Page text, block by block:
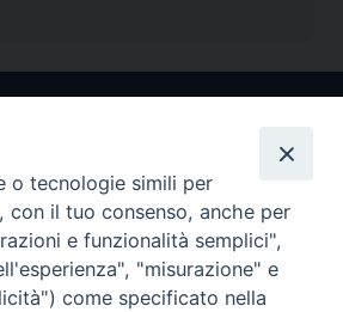
Ravenna-Cervia
o tecnologie simili per
con il tuo consenso, anche per
e funzionalità semplici",
"misurazione" e
come specificato nella